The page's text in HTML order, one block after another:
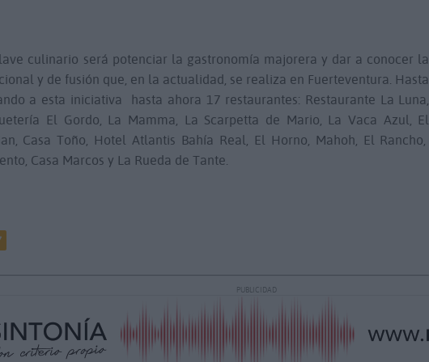
culinario será potenciar la gastronomía majorera y dar a conocer la
y de fusión que, en la actualidad, se realiza en Fuerteventura. Hasta
a esta iniciativa hasta ahora 17 restaurantes: Restaurante La Luna,
El Gordo, La Mamma, La Scarpetta de Mario, La Vaca Azul, El
Casa Toño, Hotel Atlantis Bahía Real, El Horno, Mahoh, El Rancho,
Casa Marcos y La Rueda de Tante.
PUBLICIDAD